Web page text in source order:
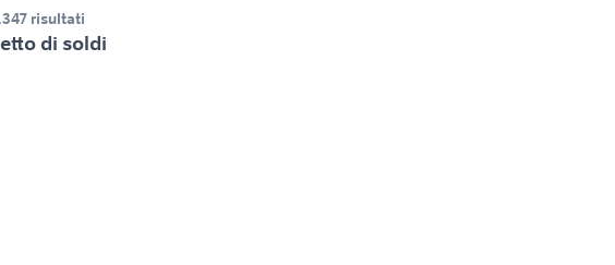
risultati
di soldi